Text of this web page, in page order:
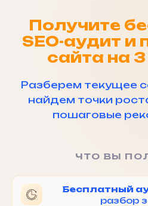
Получите
SEO-аудит и
сайта на
Разберем текущее
найдем точки
пошаговые
ЧТО ВЫ
Бесплатный
разбор